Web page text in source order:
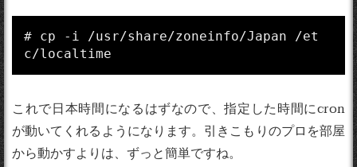
# cp -i /usr/share/zoneinfo/Japan /et
c/localtime
これで日本時間になるはずなので、指定した時間にcron
が動いてくれるようになります。引きこもりのプロを部屋
から動かすよりは、ずっと簡単ですね。